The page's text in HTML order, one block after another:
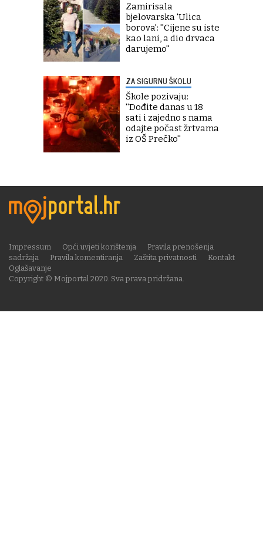
Zamirisala
bjelovarska 'Ulica
borova': ''Cijene su iste
kao lani, a dio drvaca
darujemo''
ZA SIGURNU ŠKOLU
Škole pozivaju:
''Dođite danas u 18
sati i zajedno s nama
odajte počast žrtvama
iz OŠ Prečko''
Copyright © Mojportal 2020. Sva prava pridržana.
Impressum Opći uvjeti korištenja
Pravila prenošenja
sadržaja
Pravila komentiranja Zaštita privatnosti
Kontakt
Oglašavanje